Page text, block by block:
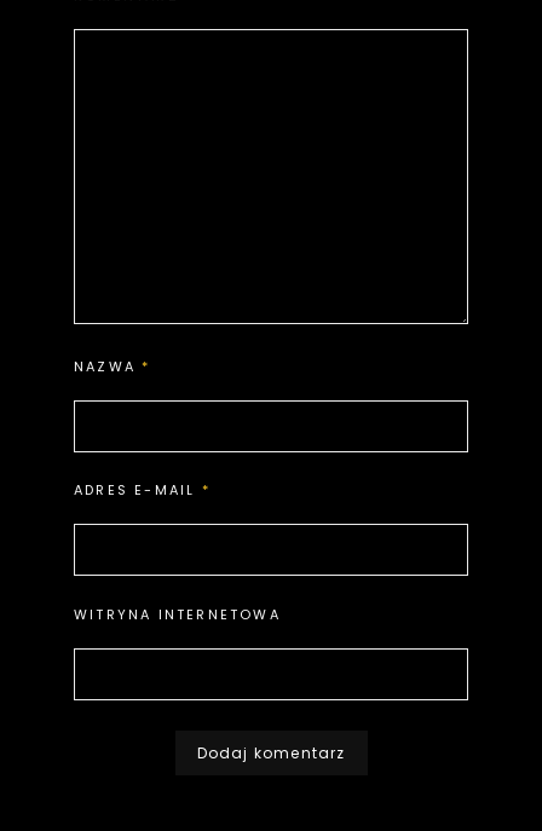
NAZWA*
ADRES E-MAIL *
WITRYNA INTERNETOWA